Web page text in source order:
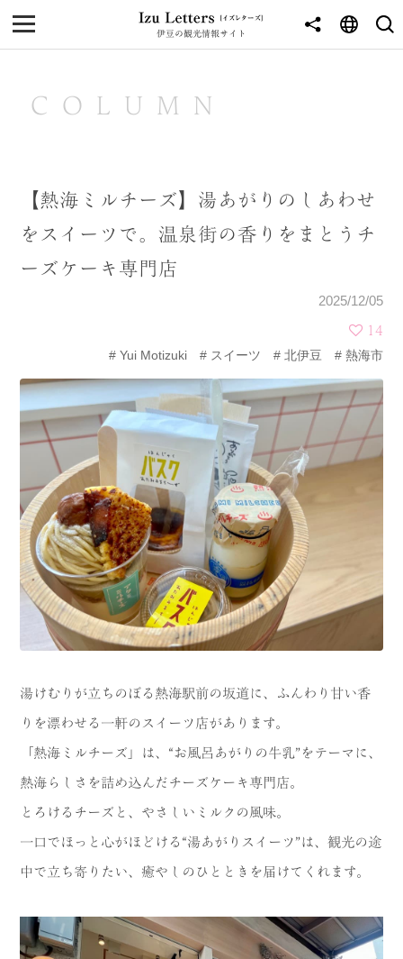
伊豆の観光情報サイト
MENU
NEWS
東伊豆
CATEGORY
岬
温泉 花
池・滝・川 山・公園・棚田
町並み 観光施設
動物と触れ合える場所 カフェ・スイーツ
人 洞窟・島
体験 宿
ABOUT
MODEL COURSE
EVENT
ACCESS
COLUMN
【熱海ミルチーズ】湯あがりのしあわせ
をスイーツで。温泉街の香りをまとうチ
ーズケーキ専門店
2025/12/05
14
Yui Motizuki
スイーツ 北伊豆 熱海市
湯けむりが立ちのぼる熱海駅前の坂道に、ふんわり甘い香
りを漂わせる一軒のスイーツ店があります。
「熱海ミルチーズ」は、“お風呂あがりの牛乳”をテーマに、
熱海らしさを詰め込んだチーズケーキ専門店。
とろけるチーズと、やさしいミルクの風味。
一口でほっと心がほどける“湯あがりスイーツ”は、観光の途
中で立ち寄りたい、癒やしのひとときを届けてくれます。